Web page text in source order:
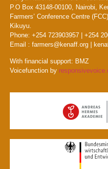
P.O Box 43148-00100, Nairobi,
Farmers’ Conference Centre
Kikuyu.
Phone: +254 723903957 | +254
Email : farmers@kenaff.org |
With financial support: BMZ
Voicefunction by